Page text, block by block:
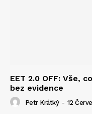
EET 2.0 OFF: Vše,
bez evidence
Petr Krátký - 12